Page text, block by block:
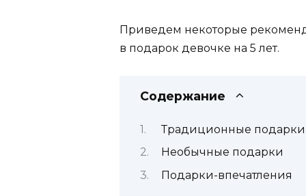
Приведем некоторые
в подарок девочке на 5 лет.
Содержание
Традиционные подарки
Необычные подарки
Подарки-впечатления